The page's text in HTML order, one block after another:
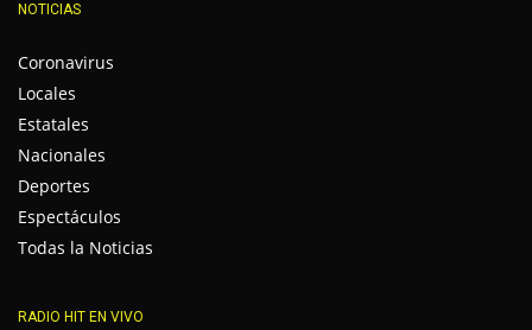
NOTICIAS
Coronavirus
Locales
Estatales
Nacionales
Deportes
Espectáculos
Todas la Noticias
RADIO HIT EN VIVO